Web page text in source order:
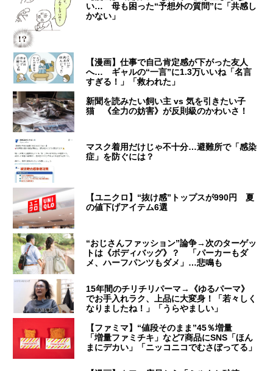
い… 母も困った“予想外の質問”に「共感し
かない」
【漫画】仕事で自己肯定感が下がった友人
へ… ギャルの“一言”に1.3万いいね「名言
すぎる！」「救われた」
新聞を読みたい飼い主 vs 気を引きたい子
猫 《全力の妨害》が反則級のかわいさ！
マスク着用だけじゃ不十分…避難所で「感染
症」を防ぐには？
【ユニクロ】“抜け感”トップスが990円 夏
の値下げアイテム6選
“おじさんファッション”論争→次のターゲッ
トは《ボディバッグ》？ 「パーカーもダ
メ、ハーフパンツもダメ」…悲鳴も
15年間のチリチリパーマ→《ゆるパーマ》
でお手入れラク、上品に大変身！「若々しく
なりましたね！」「うらやましい」
【ファミマ】“値段そのまま”45％増量
「増量ファミチキ」など7商品にSNS「ほん
まにデカい」「ニッコニコでむさぼってる」